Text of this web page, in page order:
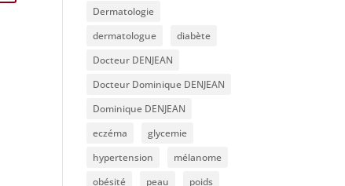
Dermatologie
dermatologue
diabète
Docteur DENJEAN
Docteur Dominique DENJEAN
Dominique DENJEAN
eczéma
glycemie
hypertension
mélanome
obésité
peau
poids